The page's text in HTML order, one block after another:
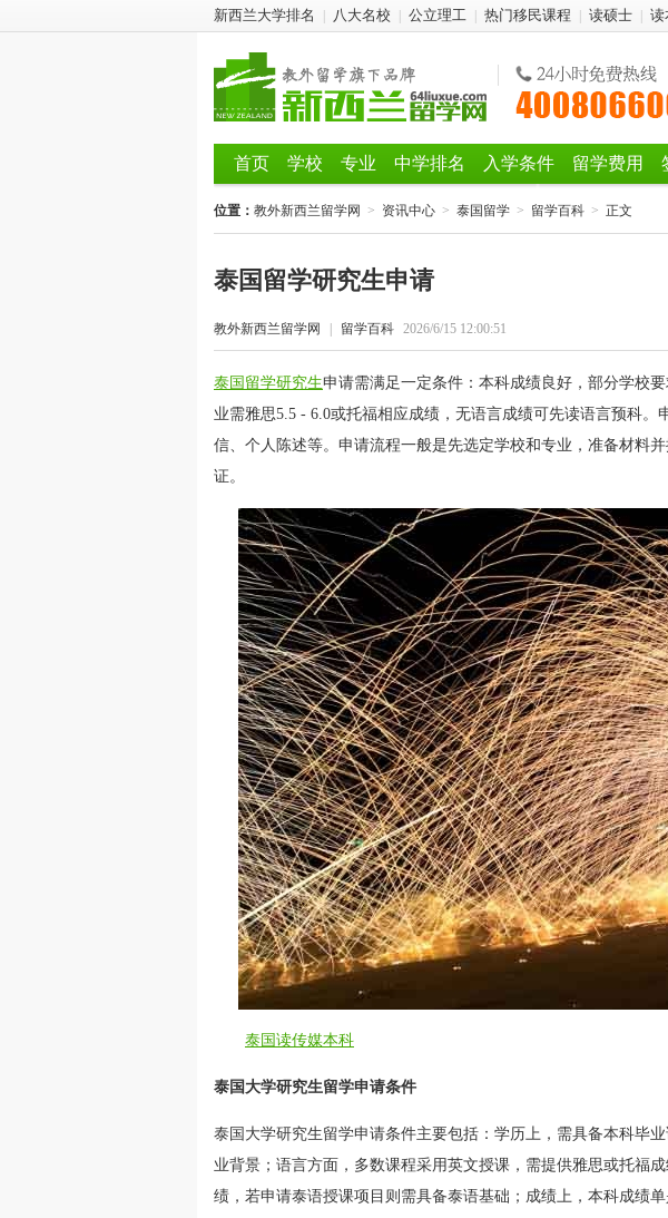
新西兰大学排名 八大名校 公立理工 热门移民课程 读硕士 读
首页 学校 专业 中学排名 入学条件 留学费用
位置： 教外新西兰留学网 > 资讯中心 > 泰国留学 > 留学百科 > 正文
泰国留学研究生申请
教外新西兰留学网 留学百科 2026/6/15 12:00:51
泰国留学研究生申请需满足一定条件：本科成绩良好，部分学校
业需雅思5.5 - 6.0或托福相应成绩，无语言成绩可先读语言预科。
信、个人陈述等。申请流程一般是先选定学校和专业，准备材料
证。
泰国读传媒本科
泰国大学研究生留学申请条件
泰国大学研究生留学申请条件主要包括：学历上，需具备本科毕
业背景；语言方面，多数课程采用英文授课，需提供雅思或托福
绩，若申请泰语授课项目则需具备泰语基础；成绩上，本科成绩